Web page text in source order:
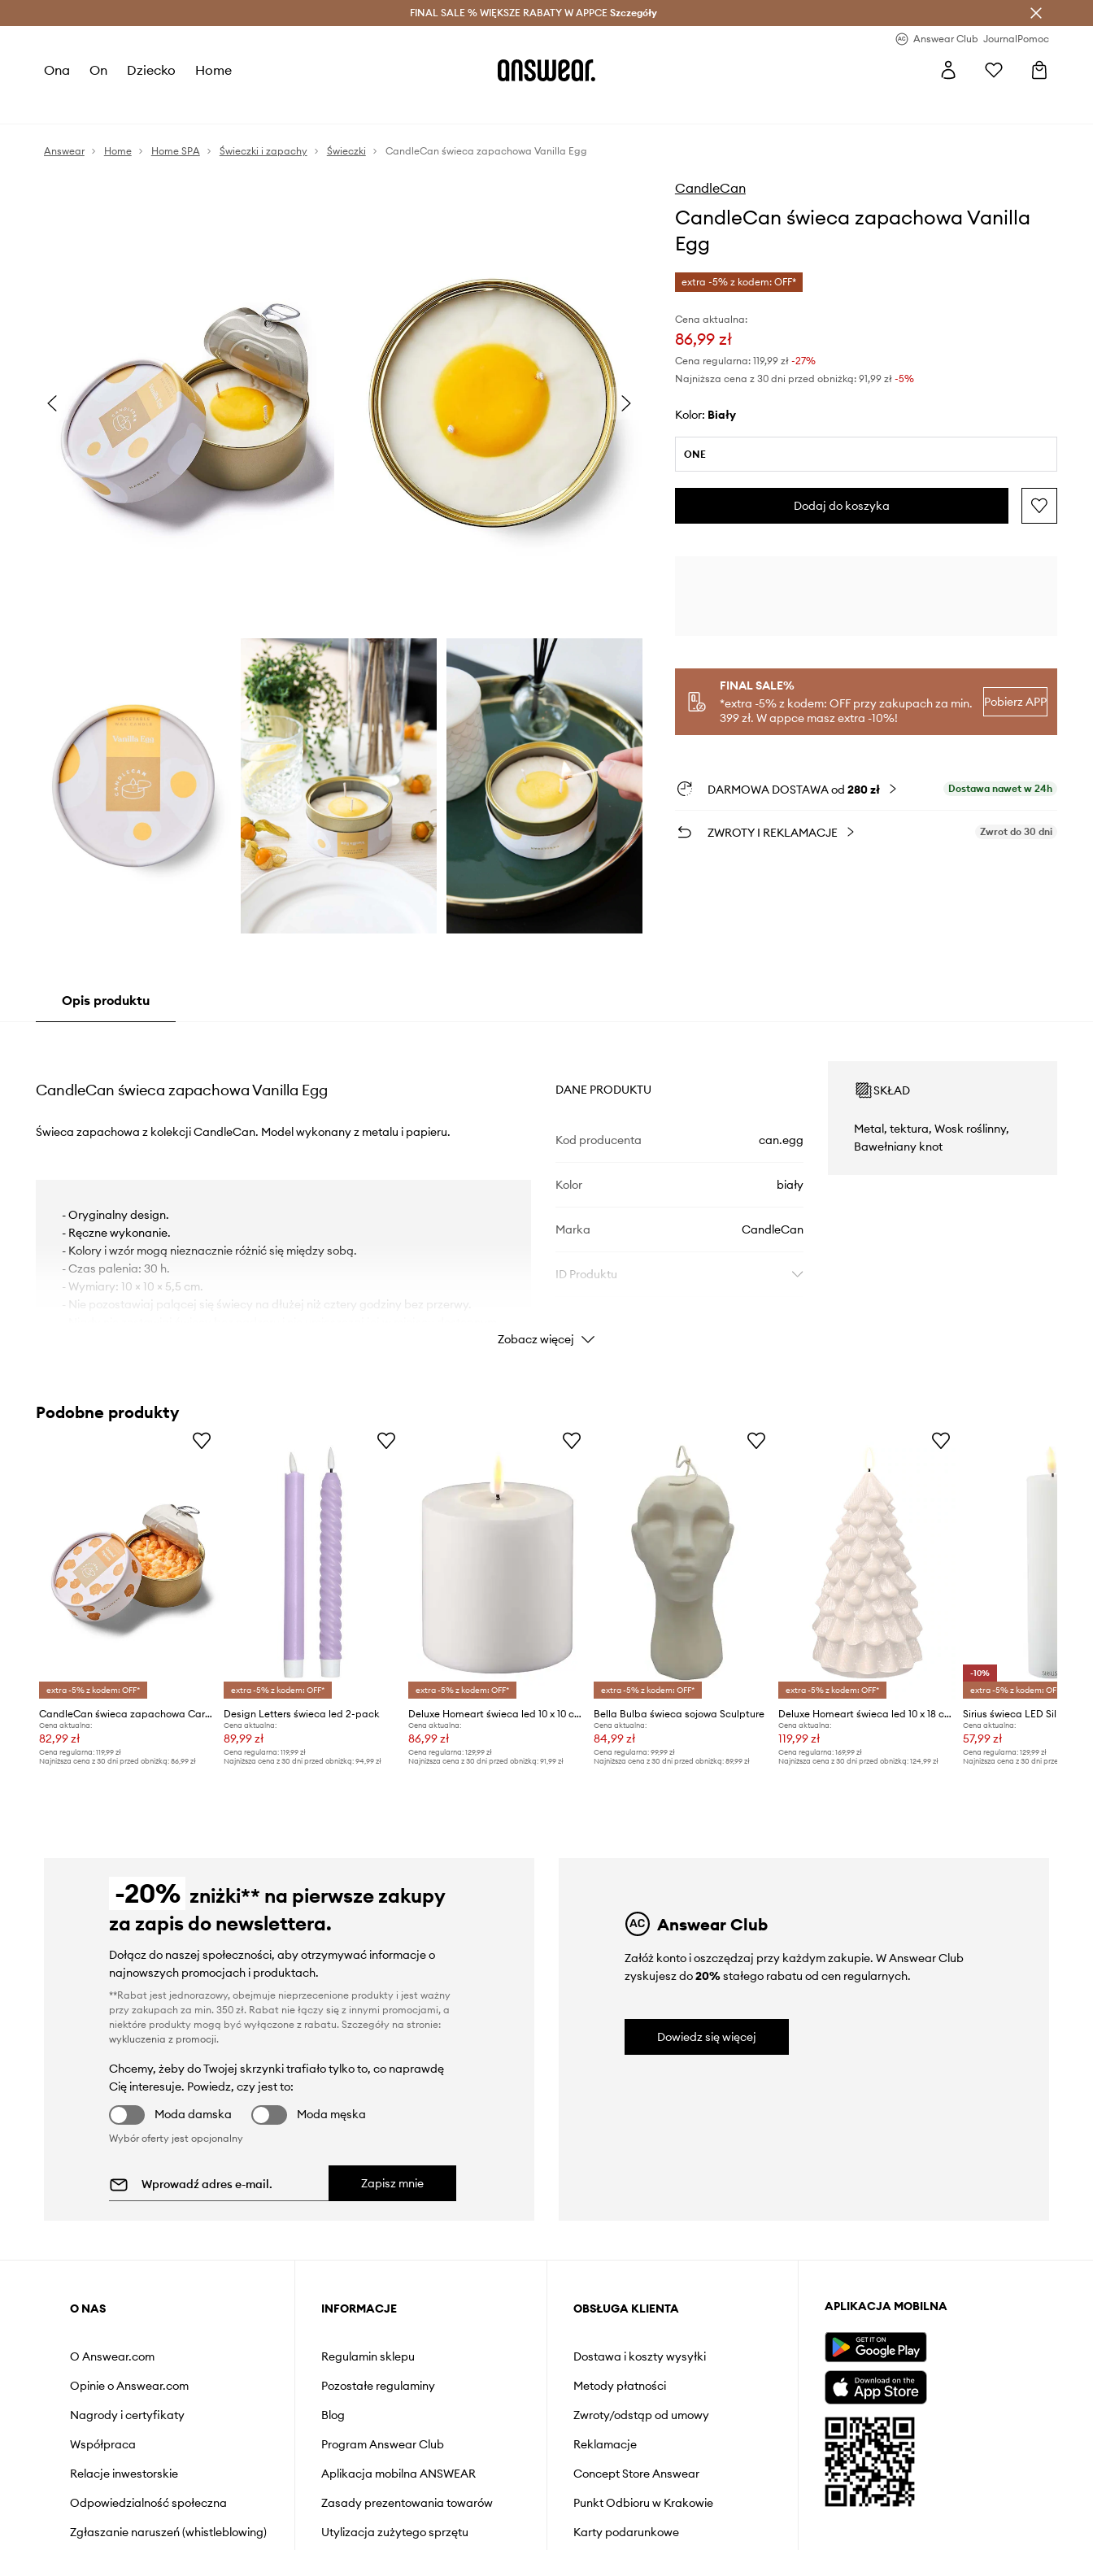
Oszczędzaj z Answear Club > Dostawa nawet w 24h >
FINAL SALE % WIĘKSZE RABATY W APPCE Szczegóły
Answear Club JournalPomoc
Ona On Dziecko Home
Answear Home Home SPA Świeczki i zapachy Świeczki CandleCan świeca zapachowa Vanilla Egg
CandleCan
CandleCan świeca zapachowa Vanilla
Egg
extra -5% z kodem: OFF*
Cena aktualna:
86,99 zł
Cena regularna: 119,99 zł-27%
Najniższa cena z 30 dni przed obniżką: 91,99 zł -5%
Kolor: biały
ONE
Dodaj do koszyka
FINAL SALE%
*extra -5% z kodem: OFF przy zakupach za min.
399 zł. W appce masz extra -10%!
Pobierz APP
DARMOWA DOSTAWA od 280 zł Dostawa nawet w 24h
ZWROTY I REKLAMACJE Zwrot do 30 dni
Opis produktu
CandleCan świeca zapachowa Vanilla Egg
Świeca zapachowa z kolekcji CandleCan. Model wykonany z metalu i papieru.
- Oryginalny design.
- Ręczne wykonanie.
- Kolory i wzór mogą nieznacznie różnić się między sobą.
- Czas palenia: 30 h.
- Wymiary: 10 × 10 × 5,5 cm.
- Nie pozostawiaj palącej się świecy na dłużej niż cztery godziny bez przerwy.
- Przed zapaleniem świecy, zaleca się przycinanie knota na odpowiednią długość.
Świecę palić z dala od obiektów łatwopalnych.
- Nie umieszczaj świecy w miejscach narażonych na przeciągi ani w pobliżu źródeł
- Trzymaj świecę zawsze z dala od tekstyliów, wentylacji i otworów wentylacyjnych.
- Jeśli używasz więcej niż jednej świecy na raz, pozostaw między nimi odstęp 10 cm.
- Świeca powinna być ustawiona pionowo, aby wosk wypalał się równomiernie.
- Odczekaj po zgaszeniu, aż wosk ostygnie, zanim ponownie ją zapalisz.
- Zgaś świecę zanim całkowicie się wypali.
- Pamiętaj, aby zawsze pozostawić przynajmniej 1 cm wosku.
DANE PRODUKTU
Kod producenta can.egg
Kolor biały
Marka CandleCan
ID Produktu
SKŁAD
Metal, tektura, Wosk roślinny,
Bawełniany knot
Zobacz więcej
Podobne produkty
extra -5% z kodem: OFF*
CandleCan świeca zapachowa Caramel Popcorn
Cena aktualna:
82,99 zł
Cena regularna: 119,99 zł
Najniższa cena z 30 dni przed obniżką: 86,99 zł
extra -5% z kodem: OFF*
Design Letters świeca led 2-pack
Cena aktualna:
89,99 zł
Cena regularna:119,99 zł
Najniższa cena z 30 dni przed obniżką:94,99 zł
extra -5% z kodem: OFF*
Deluxe Homeart świeca led 10 x 10 cm
Cena aktualna:
86,99 zł
Cena regularna: 129,99 zł
Najniższa cena z 30 dni przed obniżką: 91,99 zł
extra -5% z kodem: OFF*
Bella Bulba świeca sojowa Sculpture
Cena aktualna:
84,99 zł
Cena regularna: 99,99 zł
Najniższa cena z 30 dni przed obniżką: 89,99 zł
extra -5% z kodem: OFF*
Deluxe Homeart świeca led 10 x 18 cm
Cena aktualna:
119,99 zł
Cena regularna:169,99 zł
Najniższa cena z 30 dni przed obniżką:124,99 zł
-10%
extra -5% z kodem: OFF*
Cena aktualna:
57,99 zł
Cena regularna: 129,99 zł
Najniższa cena z 30 dni przed obniżką:
-20% zniżki** na pierwsze zakupy
za zapis do newslettera.
Dołącz do naszej społeczności, aby otrzymywać informacje o
najnowszych promocjach i produktach.
**Rabat jest jednorazowy, obejmuje nieprzecenione produkty i jest ważny
przy zakupach za min. 350 zł. Rabat nie łączy się z innymi promocjami, a
niektóre produkty mogą być wyłączone z rabatu. Szczegóły na stronie:
wykluczenia z promocji.
Chcemy, żeby do Twojej skrzynki trafiało tylko to, co naprawdę
Cię interesuje. Powiedz, czy jest to:
Moda damska
Moda męska
Wybór oferty jest opcjonalny
Zapisz mnie
Answear Club
Załóż konto i oszczędzaj przy każdym zakupie. W Answear Club
zyskujesz do20%stałego rabatu od cen regularnych.
Dowiedz się więcej
O NAS
O Answear.com
Opinie o Answear.com
Nagrody i certyfikaty
Współpraca
Relacje inwestorskie
Odpowiedzialność społeczna
Zgłaszanie naruszeń (whistleblowing)
INFORMACJE
Regulamin sklepu
Pozostałe regulaminy
Blog
Program Answear Club
Aplikacja mobilna ANSWEAR
Zasady prezentowania towarów
Utylizacja zużytego sprzętu
OBSŁUGA KLIENTA
Dostawa i koszty wysyłki
Metody płatności
Zwroty/odstąp od umowy
Reklamacje
Concept Store Answear
Punkt Odbioru w Krakowie
Karty podarunkowe
APLIKACJA MOBILNA